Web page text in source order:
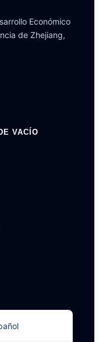
Económico
de Zhejiang,
VACÍO